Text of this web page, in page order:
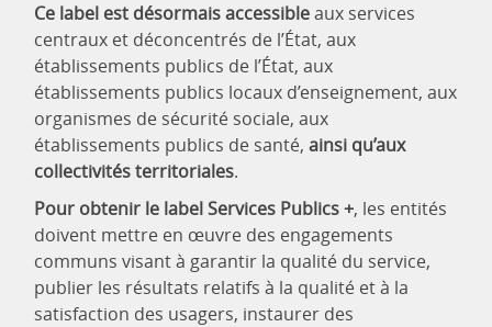
Ce label est désormais accessibleaux services
centraux et déconcentrés de l’État, aux
établissements publics de l’État, aux
établissements publics locaux d’enseignement, aux
organismes de sécurité sociale, aux
établissements publics de santé, ainsi qu’aux
collectivités territoriales.
Pour obtenir le label Services Publics +, les entités
doivent mettre en œuvre des engagements
communs visant à garantir la qualité du service,
publier les résultats relatifs à la qualité et à la
satisfaction des usagers, instaurer des